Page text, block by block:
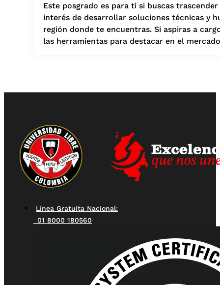
Este posgrado es para ti si buscas
interés de desarrollar soluciones técnicas y
región donde te encuentras. Si aspiras a
las herramientas para destacar en el
Línea Gratuita Nacional:
01 8000 180560